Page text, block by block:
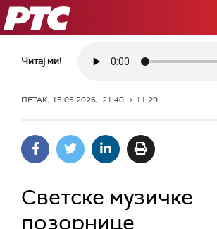
РТС
Читај ми!
ПЕТАК, 15.05.2026, 21:40 -> 11:29
Светске музичке
позорнице